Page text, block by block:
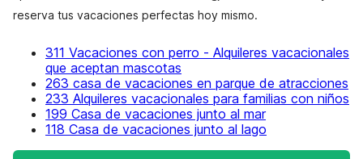
reserva tus vacaciones perfectas hoy mismo.
311 Vacaciones con perro - Alquileres vacacionales
que aceptan mascotas
263 casa de vacaciones en parque de atracciones
233 Alquileres vacacionales para familias con niños
199 Casa de vacaciones junto al mar
118 Casa de vacaciones junto al lago